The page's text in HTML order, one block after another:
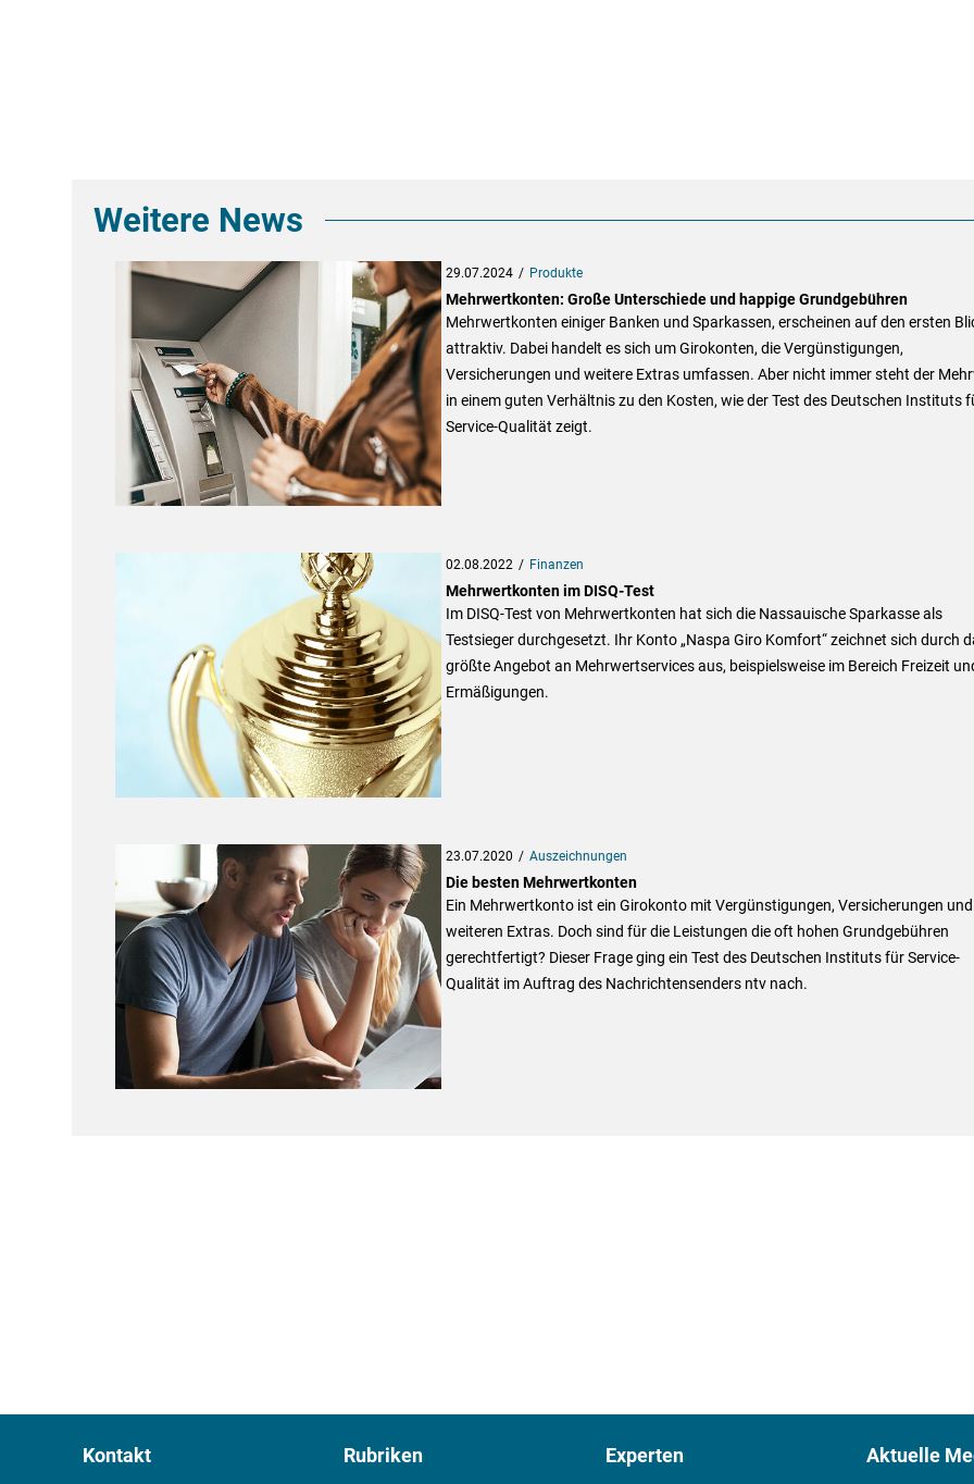
Weitere News
29.07.2024 Produkte
Mehrwertkonten: Große Unterschiede und happige Grundgebühren
Mehrwertkonten einiger Banken und Sparkassen, erscheinen auf den ersten
attraktiv. Dabei handelt es sich um Girokonten, die Vergünstigungen,
Versicherungen und weitere Extras umfassen. Aber nicht immer steht der
in einem guten Verhältnis zu den Kosten, wie der Test des Deutschen Instituts
Service-Qualität zeigt.
02.08.2022 Finanzen
Mehrwertkonten im DISQ-Test
Im DISQ-Test von Mehrwertkonten hat sich die Nassauische Sparkasse als
Testsieger durchgesetzt. Ihr Konto „Naspa Giro Komfort“ zeichnet sich durch
größte Angebot an Mehrwertservices aus, beispielsweise im Bereich Freizeit
Ermäßigungen.
23.07.2020 Auszeichnungen
Die besten Mehrwertkonten
Ein Mehrwertkonto ist ein Girokonto mit Vergünstigungen, Versicherungen und
weiteren Extras. Doch sind für die Leistungen die oft hohen Grundgebühren
gerechtfertigt? Dieser Frage ging ein Test des Deutschen Instituts für Service-
Qualität im Auftrag des Nachrichtensenders ntv nach.
Kontakt Rubriken Experten Aktuelle